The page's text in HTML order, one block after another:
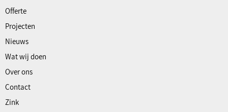
Offerte
Projecten
Nieuws
Wat wij doen
Over ons
Contact
Zink